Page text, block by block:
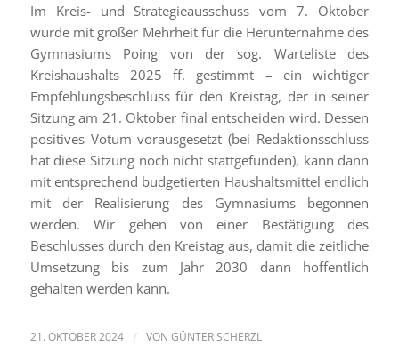
Im Kreis- und Strategieausschuss vom 7. Oktober
wurde mit großer Mehrheit für die Herunternahme des
Gymnasiums Poing von der sog. Warteliste des
Kreishaushalts 2025 ff. gestimmt – ein wichtiger
Empfehlungsbeschluss für den Kreistag, der in seiner
Sitzung am 21. Oktober final entscheiden wird. Dessen
positives Votum vorausgesetzt (bei Redaktionsschluss
hat diese Sitzung noch nicht stattgefunden), kann dann
mit entsprechend budgetierten Haushaltsmittel endlich
mit der Realisierung des Gymnasiums begonnen
werden. Wir gehen von einer Bestätigung des
Beschlusses durch den Kreistag aus, damit die zeitliche
Umsetzung bis zum Jahr 2030 dann hoffentlich
gehalten werden kann.
21. OKTOBER 2024 / VON GÜNTER SCHERZL